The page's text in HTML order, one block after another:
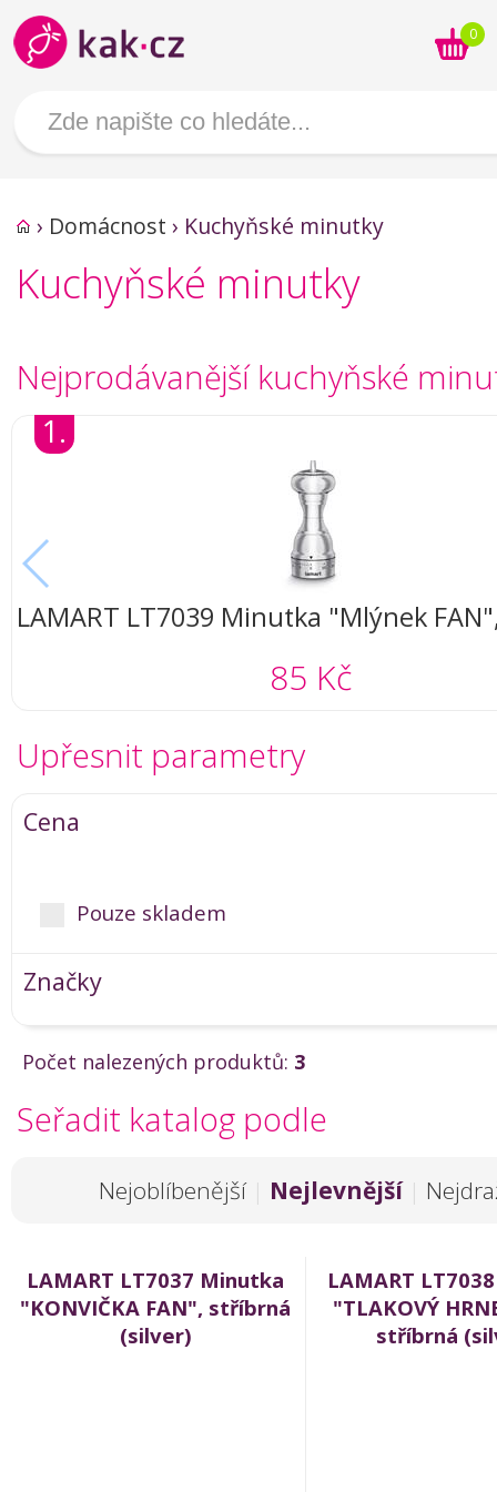
0
› Domácnost › Kuchyňské minutky
Kuchyňské minutky
Nejprodávanější kuchyňské
1.
LAMART LT7039 Minutka "Mlýnek
85 Kč
Upřesnit parametry
Cena
Pouze skladem
Značky
Počet nalezených produktů: 3
Seřadit katalog podle
Nejoblíbenější | Nejlevnější |
LAMART LT7037 Minutka
"KONVIČKA FAN", stříbrná
(silver)
LAMART
"TLAKOVÝ
stříbrná